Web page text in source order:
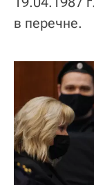
в перечне.